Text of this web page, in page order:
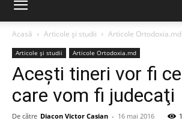
Acasă
Articole şi studii Articole Ortodoxia.md
Articole şi studii Articole Ortodoxia.md
Aceşti tineri vor fi
care vom fi judecaţi
De către Diacon Victor Casian - 16 mai 2016